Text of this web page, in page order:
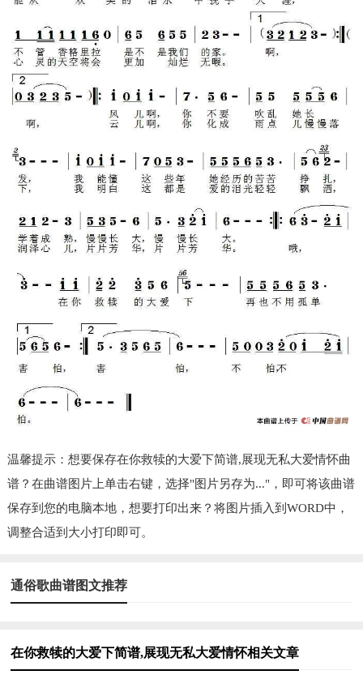
温馨提示：想要保存在你救犊的大爱下简谱,展现无私大爱情怀曲
谱？在曲谱图片上单击右键，选择"图片另存为..."，即可将该曲谱
保存到您的电脑本地，想要打印出来？将图片插入到WORD中，
调整合适到大小打印即可。
通俗歌曲谱图文推荐
在你救犊的大爱下简谱,展现无私大爱情怀相关文章